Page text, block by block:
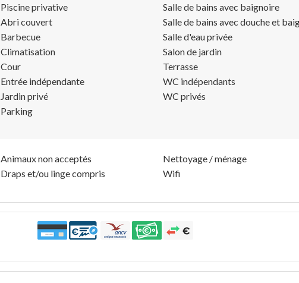
Piscine privative
Abri couvert
Barbecue
Climatisation
Cour
Entrée indépendante
Jardin privé
Parking
Salle de bains avec baignoire
Salle de bains avec douche et
Salle d'eau privée
Salon de jardin
Terrasse
WC indépendants
WC privés
Animaux non acceptés
Draps et/ou linge compris
Nettoyage / ménage
Wifi